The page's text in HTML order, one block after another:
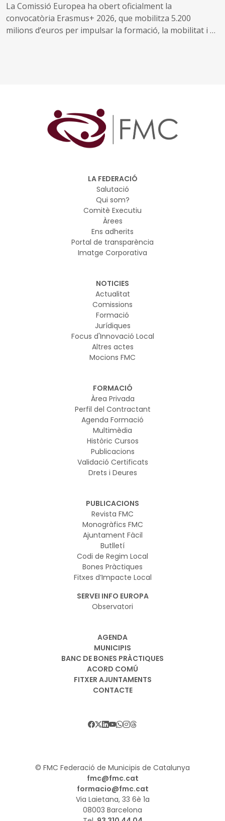
La Comissió Europea ha obert oficialment la
convocatòria Erasmus+ 2026, que mobilitza 5.200
milions d’euros per impulsar la formació, la mobilitat i el
LA FEDERACIÓ
Salutació
Qui som?
Comitè Executiu
Àrees
Ens adherits
Portal de transparència
Imatge Corporativa
NOTICIES
Actualitat
Comissions
Formació
Jurídiques
Focus d'Innovació Local
Altres actes
Mocions FMC
FORMACIÓ
Àrea Privada
Perfil del Contractant
Agenda Formació
Multimèdia
Històric Cursos
Publicacions
Validació Certificats
Drets i Deures
PUBLICACIONS
Revista FMC
Monogràfics FMC
Ajuntament Fàcil
Butlletí
Codi de Regim Local
Bones Pràctiques
Fitxes d’Impacte Local
SERVEI INFO EUROPA
Observatori
AGENDA
MUNICIPIS
BANC DE BONES PRÀCTIQUES
ACORD COMÚ
FITXER AJUNTAMENTS
CONTACTE
© FMC Federació de Municipis de Catalunya
fmc@fmc.cat
formacio@fmc.cat
Via Laietana, 33 6è 1a
08003 Barcelona